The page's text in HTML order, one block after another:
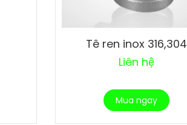
Tê ren inox 316,304
Liên hệ
Mua ngay